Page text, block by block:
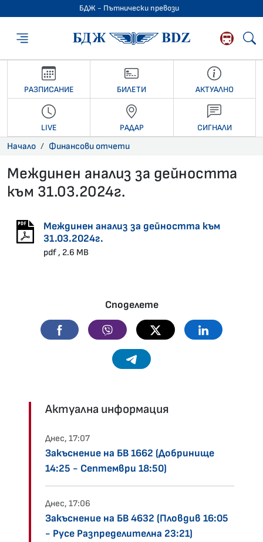
БДЖ - Пътнически превози
БДЖ -
РАЗПИСАНИЕ БИЛЕТИ АКТУАЛНО
LIVE РАДАР СИГНАЛИ
Начало Финансови отчети
Междинен анализ за дейността
към 31.03.2024г.
Междинен анализ за дейността към
31.03.2024г.
pdf , 2.6 MB
Споделете
Facebook Viber Twitter Linkedin
Telegram
Актуална информация
Днес, 17:07
Закъснение на БВ 1662 (Добринище
14:25 - Септември 18:50)
Днес, 17:06
Закъснение на БВ 4632 (Пловдив 16:05
- Русе Разпределителна 23:21)